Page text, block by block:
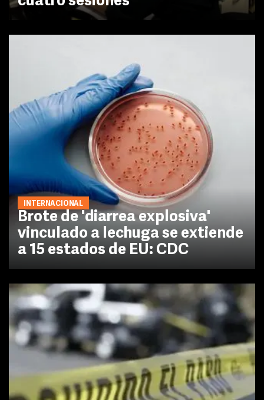
INTERNACIONAL
Brote de 'diarrea explosiva'
vinculado a lechuga se extiende
a 15 estados de EU: CDC